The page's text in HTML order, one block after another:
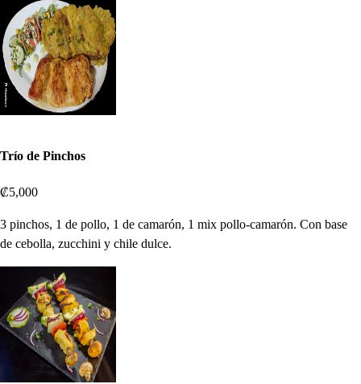
Trío de Pinchos
₡5,000
3 pinchos, 1 de pollo, 1 de camarón, 1 mix pollo-camarón. Con base
de cebolla, zucchini y chile dulce.